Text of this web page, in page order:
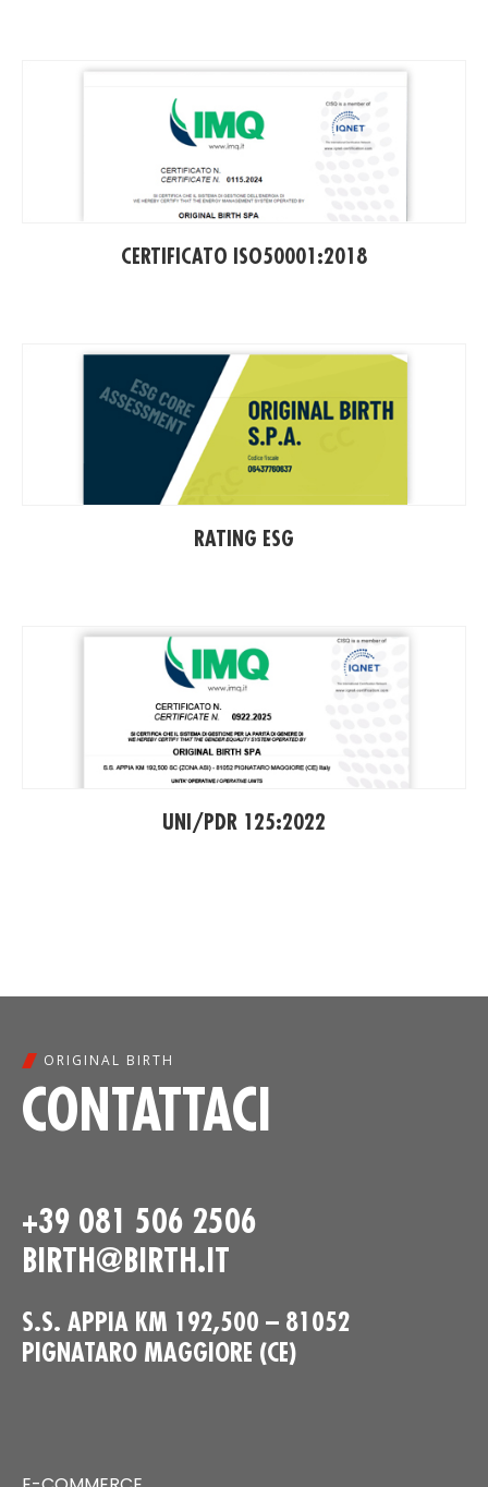
CERTIFICATO ISO50001:2018
RATING ESG
UNI/PDR 125:2022
ORIGINAL BIRTH
CONTATTACI
+39 081 506 2506
BIRTH@BIRTH.IT
S.S. APPIA KM 192,500 – 81052
PIGNATARO MAGGIORE (CE)